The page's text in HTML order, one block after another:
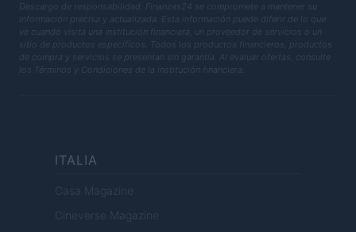
Descargo de responsabilidad: Finanzas24 se compromete a mantener su
información precisa y actualizada. Esta información puede diferir de lo que
ve cuando visita una institución financiera, un proveedor de servicios o un
sitio de productos específicos. Todos los productos financieros, productos
de compra y servicios se presentan sin garantía. Al evaluar ofertas, consulte
los Términos y Condiciones de la institución financiera.
ITALIA
Casa Magazine
Cineverse Magazine